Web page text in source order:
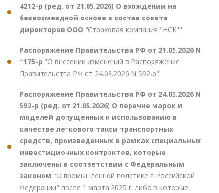
4212-р (ред. от 21.05.2026) О вхождении на
безвозмездной основе в состав совета
директоров ООО "Страховая компания "НСК""
Распоряжение Правительства РФ от 21.05.2026 N
1175-р "О внесении изменений в Распоряжение
Правительства РФ от 24.03.2026 N 592-р"
Распоряжение Правительства РФ от 24.03.2026 N
592-р (ред. от 21.05.2026) О перечне марок и
моделей допущенных к использованию в
качестве легкового такси транспортных
средств, произведенных в рамках специальных
инвестиционных контрактов, которые
заключены в соответствии с Федеральным
законом "О промышленной политике в Российской
Федерации" после 1 марта 2025 г. либо в которые